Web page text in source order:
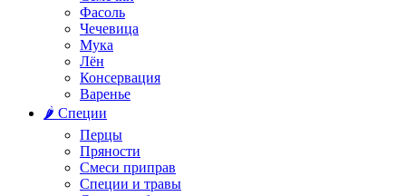
Фасоль
Чечевица
Мука
Лён
Консервация
Варенье
🌶️ Специи
Перцы
Пряности
Смеси приправ
Специи и травы